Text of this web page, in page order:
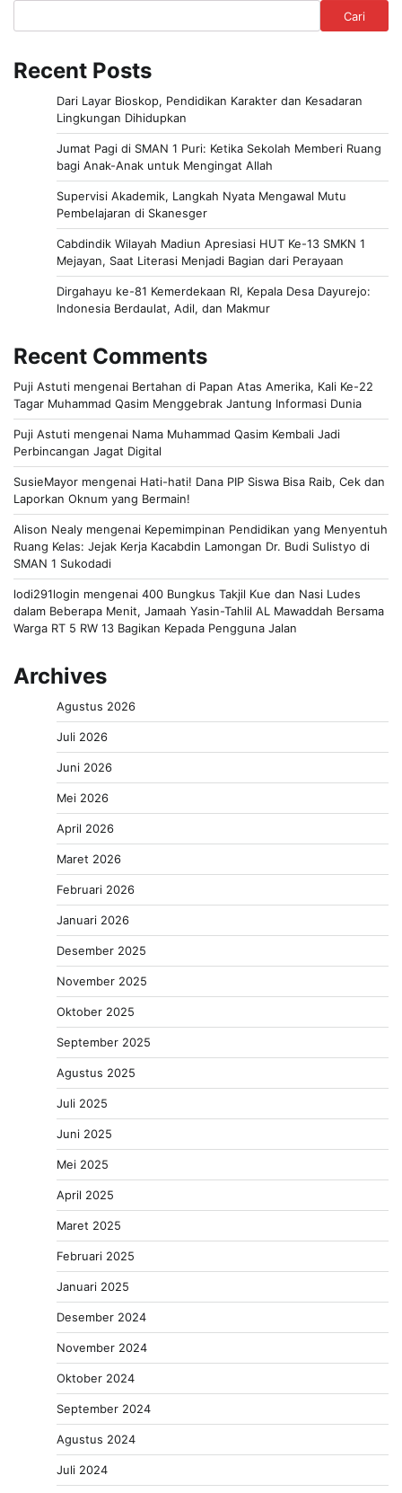
Cari
Recent Posts
Dari Layar Bioskop, Pendidikan Karakter dan Kesadaran
Lingkungan Dihidupkan
Jumat Pagi di SMAN 1 Puri: Ketika Sekolah Memberi Ruang
bagi Anak-Anak untuk Mengingat Allah
Supervisi Akademik, Langkah Nyata Mengawal Mutu
Pembelajaran di Skanesger
Cabdindik Wilayah Madiun Apresiasi HUT Ke-13 SMKN 1
Mejayan, Saat Literasi Menjadi Bagian dari Perayaan
Dirgahayu ke-81 Kemerdekaan RI, Kepala Desa Dayurejo:
Indonesia Berdaulat, Adil, dan Makmur
Recent Comments
Puji Astuti mengenai Bertahan di Papan Atas Amerika, Kali Ke-22
Tagar Muhammad Qasim Menggebrak Jantung Informasi Dunia
Puji Astuti mengenai Nama Muhammad Qasim Kembali Jadi
Perbincangan Jagat Digital
SusieMayor mengenai Hati-hati! Dana PIP Siswa Bisa Raib, Cek dan
Laporkan Oknum yang Bermain!
Alison Nealy mengenai Kepemimpinan Pendidikan yang Menyentuh
Ruang Kelas: Jejak Kerja Kacabdin Lamongan Dr. Budi Sulistyo di
SMAN 1 Sukodadi
lodi291login mengenai 400 Bungkus Takjil Kue dan Nasi Ludes
dalam Beberapa Menit, Jamaah Yasin-Tahlil AL Mawaddah Bersama
Warga RT 5 RW 13 Bagikan Kepada Pengguna Jalan
Archives
Agustus 2026
Juli 2026
Juni 2026
Mei 2026
April 2026
Maret 2026
Februari 2026
Januari 2026
Desember 2025
November 2025
Oktober 2025
September 2025
Agustus 2025
Juli 2025
Juni 2025
Mei 2025
April 2025
Maret 2025
Februari 2025
Januari 2025
Desember 2024
November 2024
Oktober 2024
September 2024
Agustus 2024
Juli 2024